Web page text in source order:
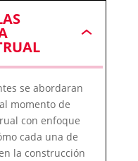
DE
MENSTRUAL
se abordaran
momento de
con enfoque
cada una de
la construcción